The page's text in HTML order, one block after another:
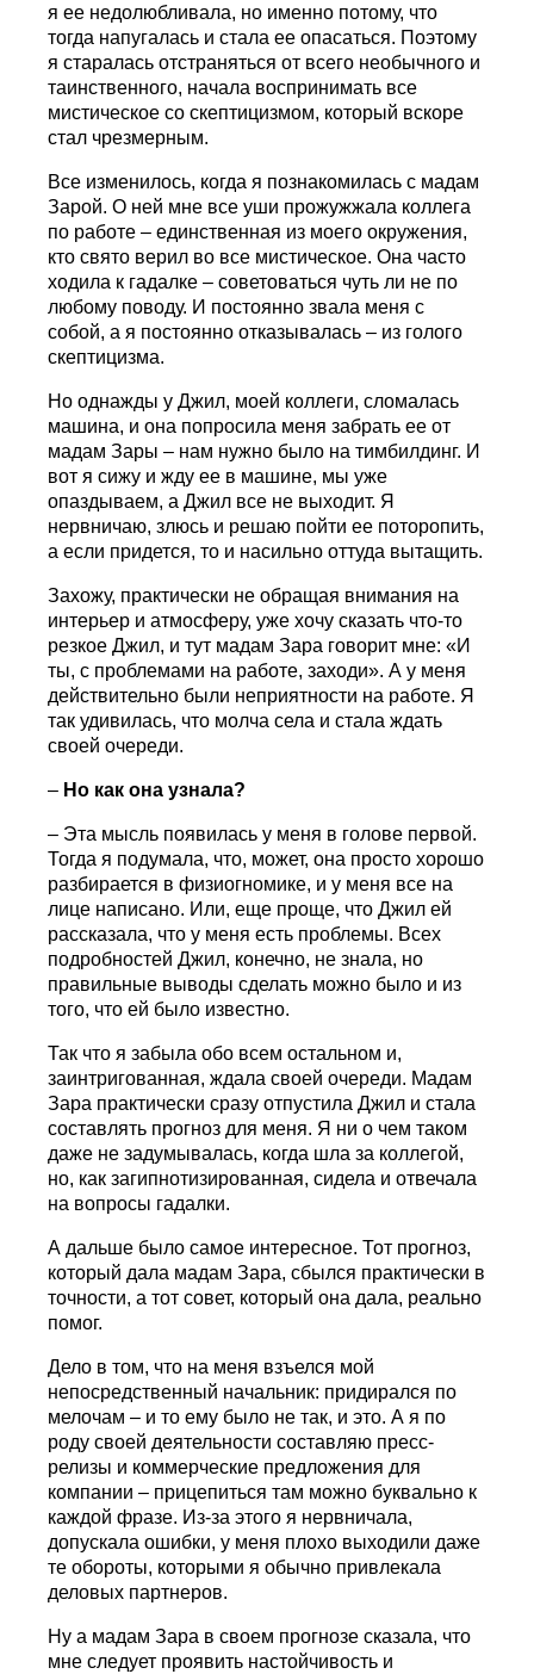
я ее недолюбливала, но именно потому, что
тогда напугалась и стала ее опасаться. Поэтому
я старалась отстраняться от всего необычного и
таинственного, начала воспринимать все
мистическое со скептицизмом, который вскоре
стал чрезмерным.
Все изменилось, когда я познакомилась с мадам
Зарой. О ней мне все уши прожужжала коллега
по работе – единственная из моего окружения,
кто свято верил во все мистическое. Она часто
ходила к гадалке – советоваться чуть ли не по
любому поводу. И постоянно звала меня с
собой, а я постоянно отказывалась – из голого
скептицизма.
Но однажды у Джил, моей коллеги, сломалась
машина, и она попросила меня забрать ее от
мадам Зары – нам нужно было на тимбилдинг. И
вот я сижу и жду ее в машине, мы уже
опаздываем, а Джил все не выходит. Я
нервничаю, злюсь и решаю пойти ее поторопить,
а если придется, то и насильно оттуда вытащить.
Захожу, практически не обращая внимания на
интерьер и атмосферу, уже хочу сказать что-то
резкое Джил, и тут мадам Зара говорит мне: «И
ты, с проблемами на работе, заходи». А у меня
действительно были неприятности на работе. Я
так удивилась, что молча села и стала ждать
своей очереди.
– Но как она узнала?
– Эта мысль появилась у меня в голове первой.
Тогда я подумала, что, может, она просто хорошо
разбирается в физиогномике, и у меня все на
лице написано. Или, еще проще, что Джил ей
рассказала, что у меня есть проблемы. Всех
подробностей Джил, конечно, не знала, но
правильные выводы сделать можно было и из
того, что ей было известно.
Так что я забыла обо всем остальном и,
заинтригованная, ждала своей очереди. Мадам
Зара практически сразу отпустила Джил и стала
составлять прогноз для меня. Я ни о чем таком
даже не задумывалась, когда шла за коллегой,
но, как загипнотизированная, сидела и отвечала
на вопросы гадалки.
А дальше было самое интересное. Тот прогноз,
который дала мадам Зара, сбылся практически в
точности, а тот совет, который она дала, реально
помог.
Дело в том, что на меня взъелся мой
непосредственный начальник: придирался по
мелочам – и то ему было не так, и это. А я по
роду своей деятельности составляю пресс-
релизы и коммерческие предложения для
компании – прицепиться там можно буквально к
каждой фразе. Из-за этого я нервничала,
допускала ошибки, у меня плохо выходили даже
те обороты, которыми я обычно привлекала
деловых партнеров.
Ну а мадам Зара в своем прогнозе сказала, что
мне следует проявить настойчивость и